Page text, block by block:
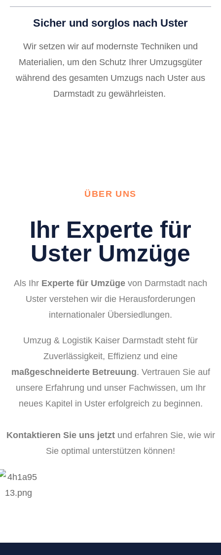
Sicher und sorglos nach Uster
Wir setzen wir auf modernste Techniken und
Materialien, um den Schutz Ihrer Umzugsgüter
während des gesamten Umzugs nach Uster aus
Darmstadt zu gewährleisten.
ÜBER UNS
Ihr Experte für
Uster Umzüge
Als Ihr Experte für Umzüge von Darmstadt nach
Uster verstehen wir die Herausforderungen
internationaler Übersiedlungen.
Umzug & Logistik Kaiser Darmstadt steht für
Zuverlässigkeit, Effizienz und eine
maßgeschneiderte Betreuung. Vertrauen Sie auf
unsere Erfahrung und unser Fachwissen, um Ihr
neues Kapitel in Uster erfolgreich zu beginnen.
Kontaktieren Sie uns jetztund erfahren Sie, wie wir
Sie optimal unterstützen können!